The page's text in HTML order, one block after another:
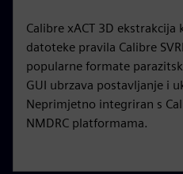
Calibre xACT 3D
datoteke pravila Calibre
popularne formate
GUI ubrzava postavljanje i
Neprimjetno integriran s
NMDRC platformama.